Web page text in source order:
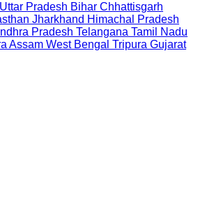
Uttar Pradesh Bihar Chhattisgarh
Jharkhand Himachal Pradesh
Pradesh Telangana Tamil Nadu
Assam West Bengal Tripura Gujarat